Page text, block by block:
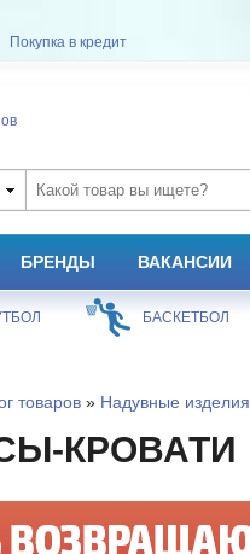
Покупка в кредит
БРЕНДЫ ВАКАНСИИ
БАСКЕТБОЛ
товаров» Надувные изделия
КРОВАТИ